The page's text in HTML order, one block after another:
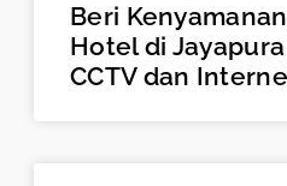
Beri
Hotel di
CCTV dan